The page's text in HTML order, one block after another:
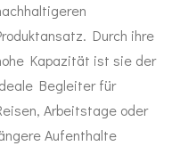
Durch ihre
Kapazität ist sie der
Begleiter für
Arbeitstage oder
Aufenthalte